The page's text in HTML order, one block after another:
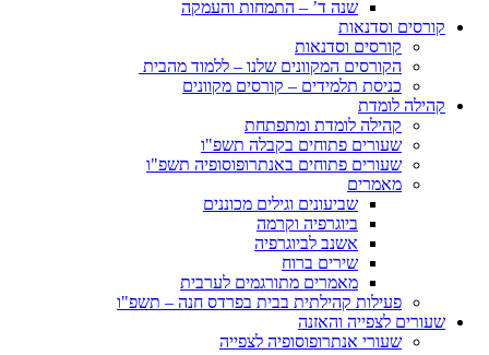
שנה ד’ – התמחות והעמקה
קורסים וסדנאות
קורסים וסדנאות
הקורסים המקוונים שלנו – ללמוד מהבית
כניסת תלמידים – קורסים מקוונים
קהילה לומדת
קהילה לומדת ומתפתחת
שעורים פתוחים בקבלה תשפ"ו
שעורים פתוחים באנתרופוסופיה תשפ"ו
מאמרים
שביעונים וגילים מכוננים
ביוגרפיה וקרמה
אשנב לביוגרפיה
שירים ברוח
מאמרים מתורגמים לערבית
פעילות קהילתית בבית בפרדס חנה – תשפ"ו
שעורים לצפייה והאזנה
שעורי אנתרופוסופיה לצפייה